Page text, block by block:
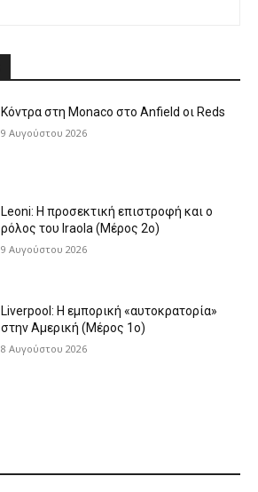
Κόντρα στη Monaco στο Anfield οι Reds
9 Αυγούστου 2026
Leoni: Η προσεκτική επιστροφή και ο
ρόλος του Iraola (Μέρος 2ο)
9 Αυγούστου 2026
Liverpool: Η εμπορική «αυτοκρατορία»
στην Αμερική (Μέρος 1ο)
8 Αυγούστου 2026